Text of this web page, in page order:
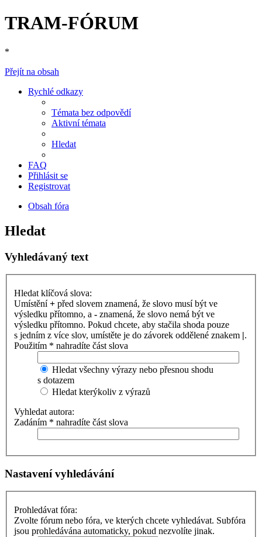
TRAM-FÓRUM
*
Přejít na obsah
Rychlé odkazy
Témata bez odpovědí
Aktivní témata
Hledat
FAQ
Přihlásit se
Registrovat
Obsah fóra
Hledat
Vyhledávaný text
Hledat klíčová slova:
Umístění+ před slovem znamená, že slovo musí být ve
výsledku přítomno, a - znamená, že slovo nemá být ve
výsledku přítomno. Pokud chcete, aby stačila shoda pouze
s jedním z více slov, umístěte je do závorek oddělené znakem |.
Použitím * nahradíte část slova
Hledat všechny výrazy nebo přesnou shodu
s dotazem
Hledat kterýkoliv z výrazů
Vyhledat autora:
Zadáním * nahradíte část slova
Nastavení vyhledávání
Prohledávat fóra:
Zvolte fórum nebo fóra, ve kterých chcete vyhledávat. Subfóra
jsou prohledávána automaticky, pokud nezvolíte jinak.